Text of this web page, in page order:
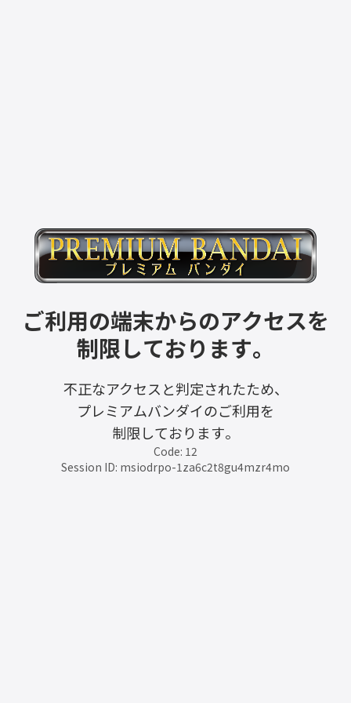
ご利用の端末からのアクセスを
制限しております。
不正なアクセスと判定されたため、
プレミアムバンダイのご利用を
制限しております。
Code: 12
Session ID: msiodrpo-1za6c2t8gu4mzr4mo